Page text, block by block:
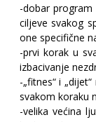
-dobar
ciljeve svakog
one specifične
-prvi korak u
izbacivanje
-„fitnes“ i
svakom koraku
-velika većina